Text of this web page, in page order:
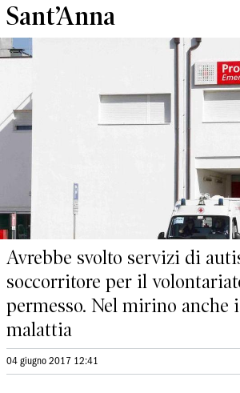
Sant’Anna
Avrebbe svolto servizi di
soccorritore per il
permesso. Nel mirino
malattia
04 giugno 2017 12:41